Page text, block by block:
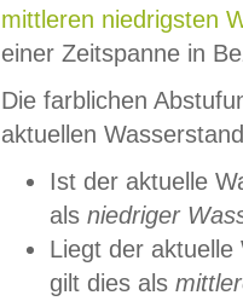
mittleren niedrigsten
einer Zeitspanne in
Die farblichen
aktuellen
Ist der aktuelle
als niedriger
Liegt der
gilt dies als